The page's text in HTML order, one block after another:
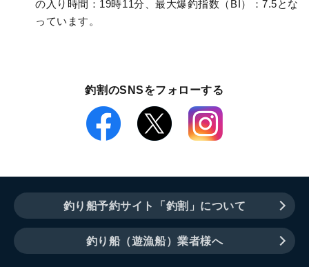
の入り時間：19時11分、最大爆釣指数（BI）：7.5とな
っています。
釣割のSNSをフォローする
釣り船予約サイト「釣割」について
釣り船（遊漁船）業者様へ